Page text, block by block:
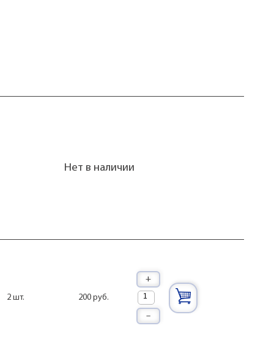
Нет в наличии
2 шт. 200 руб.
+
–